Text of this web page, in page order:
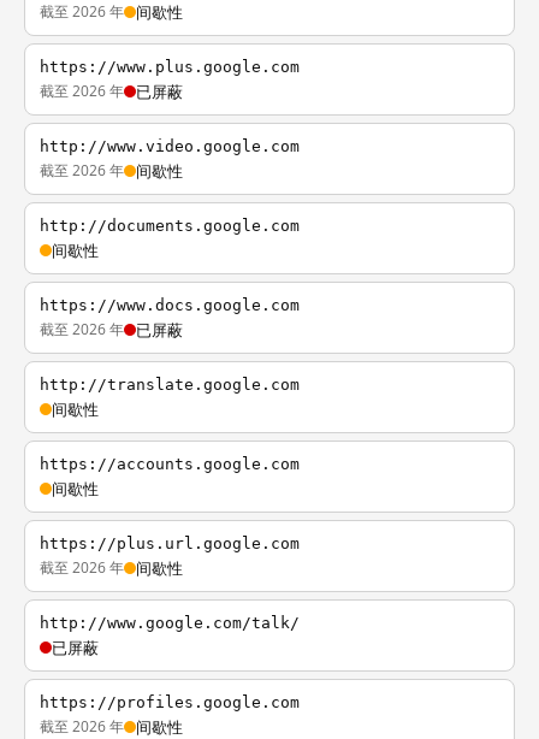
截至 2026 年 间歇性
https://www.plus.google.com
截至 2026 年 已屏蔽
http://www.video.google.com
截至 2026 年 间歇性
http://documents.google.com
间歇性
https://www.docs.google.com
截至 2026 年 已屏蔽
http://translate.google.com
间歇性
https://accounts.google.com
间歇性
https://plus.url.google.com
截至 2026 年 间歇性
http://www.google.com/talk/
已屏蔽
https://profiles.google.com
截至 2026 年 间歇性